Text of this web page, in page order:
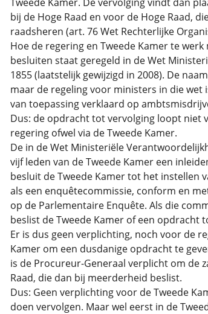
bij de Hoge Raad en voor de Hoge Raad,
raadsheren (art. 76 Wet Rechterlijke
Hoe de regering en Tweede Kamer te
besluiten staat geregeld in de Wet
1855 (laatstelijk gewijzigd in 2008). De
maar de regeling voor ministers in die wet
van toepassing verklaard op
Dus: de opdracht tot vervolging loopt niet
regering ofwel via de Tweede Kamer.
De in de Wet Ministeriële
vijf leden van de Tweede Kamer een
besluit de Tweede Kamer tot het instellen
als een enquêtecommissie, conform en
op de Parlementaire Enquête. Als die
beslist de Tweede Kamer of een opdracht
Er is dus geen verplichting, noch voor de
Kamer om een dusdanige opdracht te
is de Procureur-Generaal verplicht om de
Raad, die dan bij meerderheid beslist.
Dus: Geen verplichting voor de Tweede
doen vervolgen. Maar wel eerst in de